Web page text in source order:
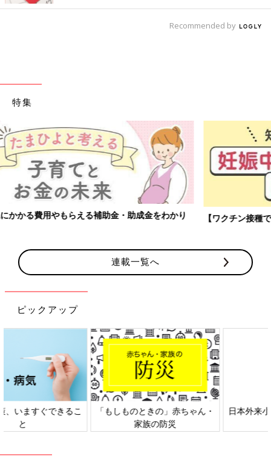
Recommended by
特集
【ワクチン接種できるものも】妊婦の感染症対策、知っておいて！
連載一覧へ
ピックアップ
日本外来小児科学会リーフレッ
六星占術 細木かおりさんの人生